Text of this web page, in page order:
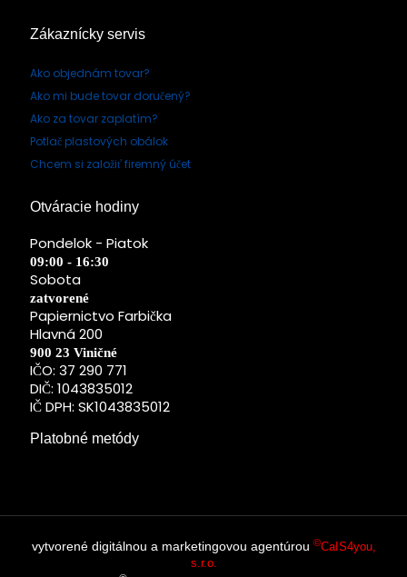
Zákaznícky servis
Ako objednám tovar?
Ako mi bude tovar doručený?
Ako za tovar zaplatím?
Potlač plastových obálok
Chcem si založiť firemný účet
Otváracie hodiny
Pondelok - Piatok
09:00 - 16:30
Sobota
zatvorené
Papiernictvo Farbička
Hlavná 200
900 23 Viničné
IČO: 37 290 771
DIČ: 1043835012
IČ DPH: SK1043835012
Platobné metódy
vytvorené digitálnou a marketingovou agentúrou ©CaIS4you,
s.r.o.